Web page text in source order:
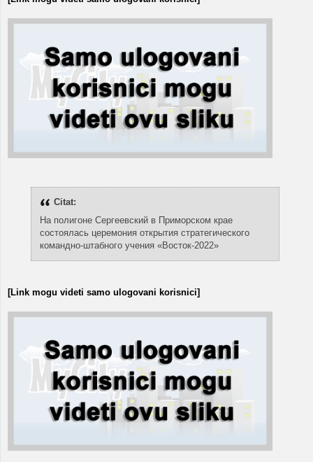
Citat:
На полигоне Сергеевский в Приморском крае
состоялась церемония открытия стратегического
командно-штабного учения «Восток-2022»
[Link mogu videti samo ulogovani korisnici]